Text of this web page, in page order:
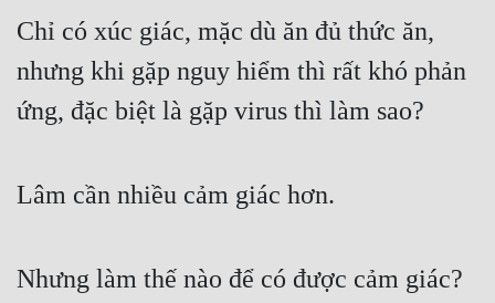
Chỉ có xúc giác, mặc dù ăn đủ thức ăn,
nhưng khi gặp nguy hiểm thì rất khó phản
ứng, đặc biệt là gặp virus thì làm sao?
Lâm cần nhiều cảm giác hơn.
Nhưng làm thế nào để có được cảm giác?